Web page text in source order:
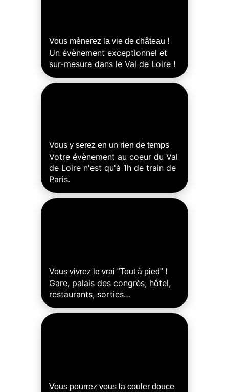
Contactez-
Nos
rendez-
vous
Venir à
Tours
Vous mènerez la vie de château !
Un évènement exceptionnel et
sur-mesure dans le Val de Loire !
Vous y serez en un rien de temps
Votre évènement au coeur du Val
de Loire n'est qu'à 1h de train de
Paris.
Vous vivrez le vrai "Tout à pied" !
Gare, palais des congrès, hôtel,
restaurants, sorties…
Vous pourrez vous la couler douce